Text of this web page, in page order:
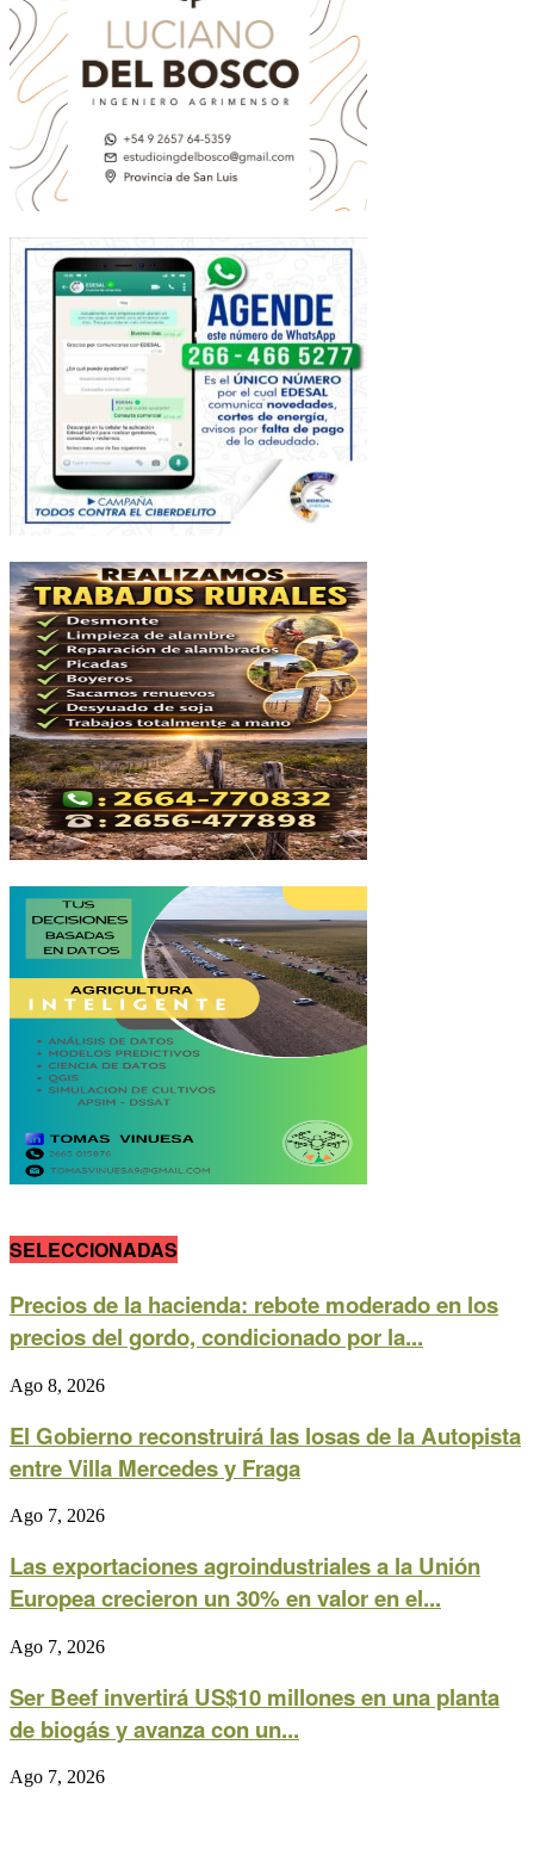
SELECCIONADAS
Precios de la hacienda: rebote moderado en los
precios del gordo, condicionado por la...
Ago 8, 2026
El Gobierno reconstruirá las losas de la Autopista
entre Villa Mercedes y Fraga
Ago 7, 2026
Las exportaciones agroindustriales a la Unión
Europea crecieron un 30% en valor en el...
Ago 7, 2026
Ser Beef invertirá US$10 millones en una planta
de biogás y avanza con un...
Ago 7, 2026